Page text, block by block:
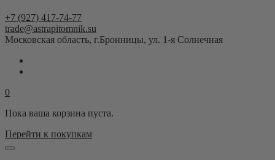
+7 (927) 417-74-77
trade@astrapitomnik.su
Московская область, г.Бронницы, ул. 1-я Солнечная
0
Пока ваша корзина пуста.
Перейти к покупкам